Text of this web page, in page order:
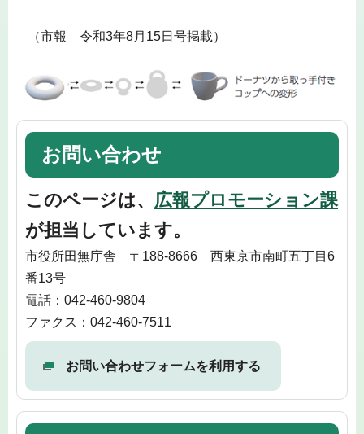
（市報 令和3年8月15日号掲載）
お問い合わせ
このページは、 広報プロモーション課
が担当しています。
市役所田無庁舎 〒188-8666 西東京市南町五丁目6
番13号
電話：042-460-9804
ファクス：042-460-7511
お問い合わせフォームを利用する